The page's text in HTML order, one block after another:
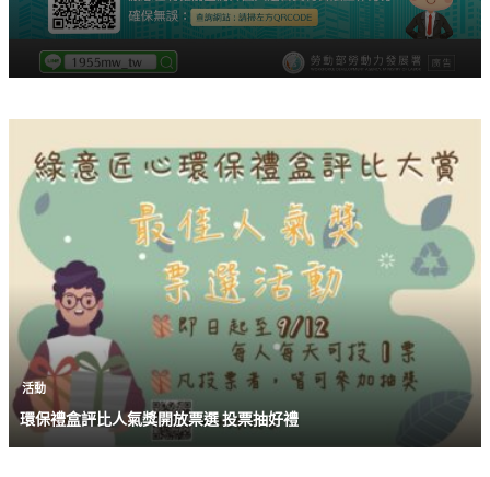
活動
環保禮盒評比人氣獎開放票選 投票抽好禮